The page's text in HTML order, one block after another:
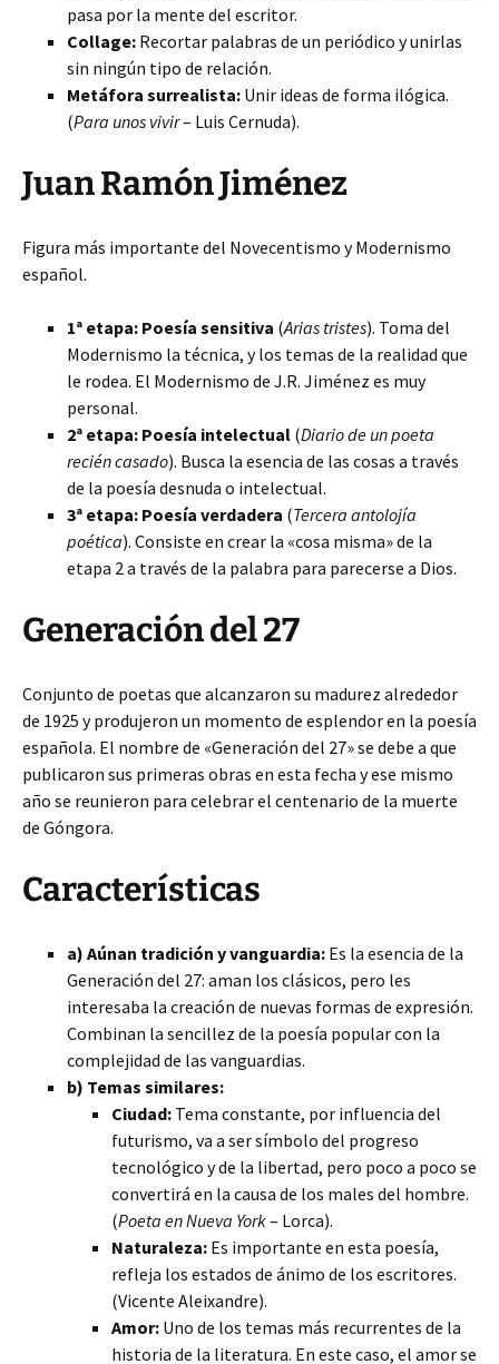
pasa por la mente del escritor.
Collage: Recortar palabras de un periódico y unirlas
sin ningún tipo de relación.
Metáfora surrealista: Unir ideas de forma ilógica.
(Para unos vivir– Luis Cernuda).
Juan Ramón Jiménez
Figura más importante del Novecentismo y Modernismo
español.
1ª etapa: Poesía sensitiva (Arias tristes). Toma del
Modernismo la técnica, y los temas de la realidad que
le rodea. El Modernismo de J.R. Jiménez es muy
personal.
2ª etapa: Poesía intelectual (Diario de un poeta
recién casado). Busca la esencia de las cosas a través
de la poesía desnuda o intelectual.
3ª etapa: Poesía verdadera (Tercera antolojía
poética). Consiste en crear la «cosa misma» de la
etapa 2 a través de la palabra para parecerse a Dios.
Generación del 27
Conjunto de poetas que alcanzaron su madurez alrededor
de 1925 y produjeron un momento de esplendor en la poesía
española. El nombre de «Generación del 27» se debe a que
publicaron sus primeras obras en esta fecha y ese mismo
año se reunieron para celebrar el centenario de la muerte
de Góngora.
Características
a) Aúnan tradición y vanguardia: Es la esencia de la
Generación del 27: aman los clásicos, pero les
interesaba la creación de nuevas formas de expresión.
Combinan la sencillez de la poesía popular con la
complejidad de las vanguardias.
b) Temas similares:
Ciudad: Tema constante, por influencia del
futurismo, va a ser símbolo del progreso
tecnológico y de la libertad, pero poco a poco se
convertirá en la causa de los males del hombre.
(Poeta en Nueva York– Lorca).
Naturaleza: Es importante en esta poesía,
refleja los estados de ánimo de los escritores.
(Vicente Aleixandre).
Amor: Uno de los temas más recurrentes de la
historia de la literatura. En este caso, el amor se